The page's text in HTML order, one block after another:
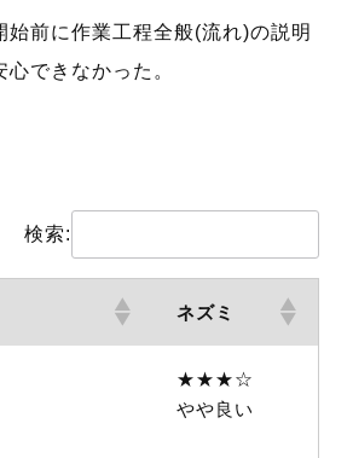
始前に作業工程全般(流れ)の説明
できなかった。
検索:
ネズミ
★★★☆
やや良い